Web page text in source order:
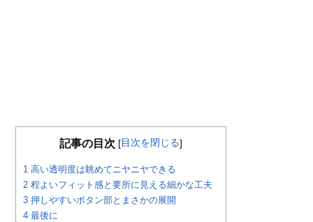
記事の目次 [目次を閉じる]
1 高い透明度は眺めてニヤニヤできる
2 程よいフィット感と要所に見える細かな工夫
3 押しやすいボタン部とまさかの展開
4 最後に